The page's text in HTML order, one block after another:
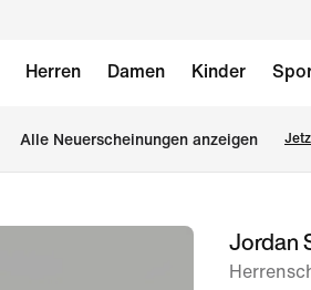
Herren Damen Kinder
Alle Neuerscheinungen anzeigen
Bild 1Jordan